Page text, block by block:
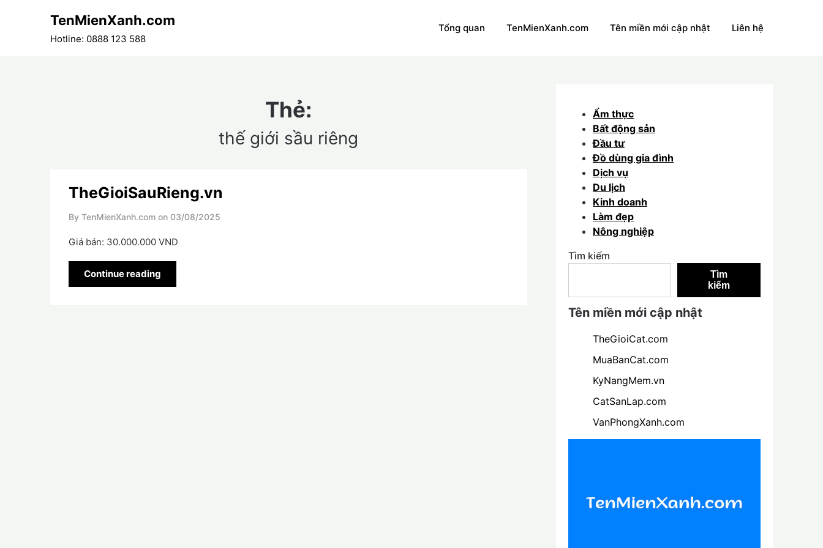
TenMienXanh.com
Hotline: 0888 123 588
Tổng quan TenMienXanh.com Tên miền mới cập nhật Liên hệ
Thẻ:
thế giới sầu riêng
TheGioiSauRieng.vn
By TenMienXanh.com on 03/08/2025
Giá bán: 30.000.000 VND
Continue reading
Ẩm thực
Bất động sản
Đầu tư
Đồ dùng gia đình
Dịch vụ
Du lịch
Kinh doanh
Làm đẹp
Nông nghiệp
Tìm kiếm
Tìm
kiếm
Tên miền mới cập nhật
TheGioiCat.com
MuaBanCat.com
KyNangMem.vn
CatSanLap.com
VanPhongXanh.com